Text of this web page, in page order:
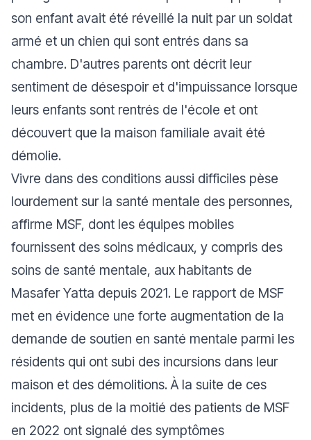
son enfant avait été réveillé la nuit par un soldat
armé et un chien qui sont entrés dans sa
chambre. D'autres parents ont décrit leur
sentiment de désespoir et d'impuissance lorsque
leurs enfants sont rentrés de l'école et ont
découvert que la maison familiale avait été
démolie.
Vivre dans des conditions aussi difficiles pèse
lourdement sur la santé mentale des personnes,
affirme MSF, dont les équipes mobiles
fournissent des soins médicaux, y compris des
soins de santé mentale, aux habitants de
Masafer Yatta depuis 2021. Le rapport de MSF
met en évidence une forte augmentation de la
demande de soutien en santé mentale parmi les
résidents qui ont subi des incursions dans leur
maison et des démolitions. À la suite de ces
incidents, plus de la moitié des patients de MSF
en 2022 ont signalé des symptômes